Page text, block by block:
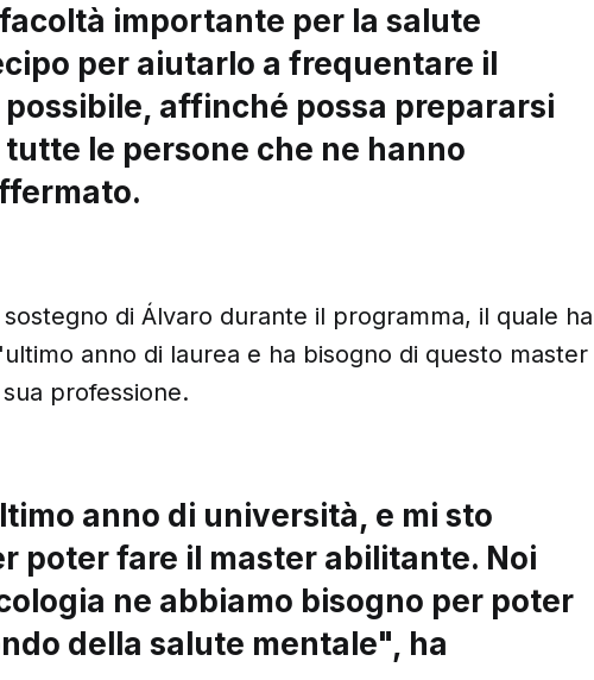
importante per la salute
per aiutarlo a frequentare il
affinché possa prepararsi
le persone che ne hanno
di Álvaro durante il programma, il quale ha
anno di laurea e ha bisogno di questo master
professione.
anno di università, e mi sto
poter fare il master abilitante. Noi
ne abbiamo bisogno per poter
della salute mentale", ha